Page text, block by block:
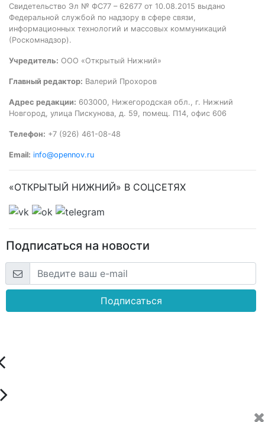
Свидетельство Эл № ФС77 – 62677 от 10.08.2015 выдано
Федеральной службой по надзору в сфере связи,
информационных технологий и массовых коммуникаций
(Роскомнадзор).
Учредитель: ООО «Открытый Нижний»
Главный редактор: Валерий Прохоров
Адрес редакции: 603000, Нижегородская обл., г. Нижний
Новгород, улица Пискунова, д. 59, помещ. П14, офис 606
Телефон: +7 (926) 461-08-48
Email: info@opennov.ru
«ОТКРЫТЫЙ НИЖНИЙ» В СОЦСЕТЯХ
Подписаться на новости
Подписаться